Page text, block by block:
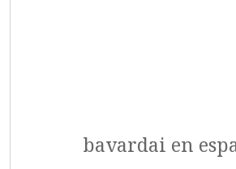
bavardai en